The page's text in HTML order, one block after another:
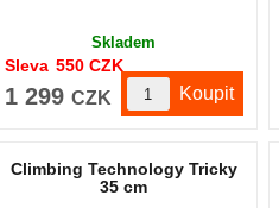
Skladem
1 299CZK
Sleva 550CZK
Climbing Technology Tricky
35 cm